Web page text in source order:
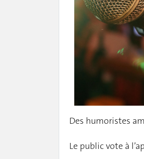
Des humoristes
Le public vote à